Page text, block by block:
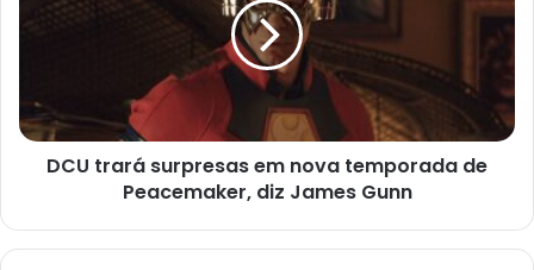
DCU trará surpresas em nova temporada de
Peacemaker, diz James Gunn